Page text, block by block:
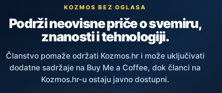
KOZMOS BEZ OGLASA
Podrži neovisne priče o svemiru,
znanosti i tehnologiji.
Članstvo pomaže održati Kozmos.hr i može uključivati
dodatne sadržaje na Buy Me a Coffee, dok članci na
Kozmos.hr-u ostaju javno dostupni.